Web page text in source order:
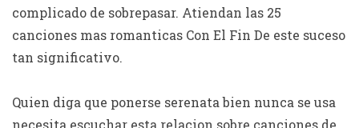
complicado de sobrepasar. Atiendan las 25
canciones mas romanticas Con El Fin De este suceso
tan significativo.
Quien diga que ponerse serenata bien nunca se usa
necesita escuchar esta relacion sobre canciones de